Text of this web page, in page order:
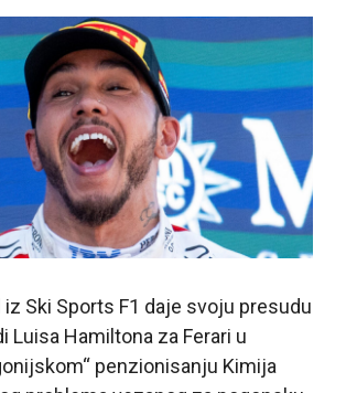
iz Ski Sports F1 daje svoju presudu
Luisa Hamiltona za Ferari u
penzionisanju Kimija